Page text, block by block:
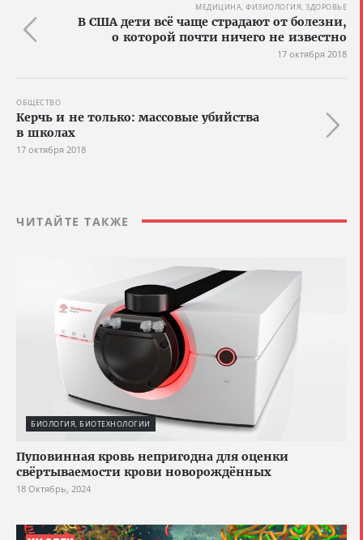
МЕДИЦИНА, ФИЗИОЛОГИЯ, ЗДОРОВЬЕ
В США дети всё чаще страдают от болезни,
о которой почти ничего не известно
17 октября 2018
ОБЩЕСТВО
Керчь и не только: массовые убийства
в школах
17 октября 2018
ЧИТАЙТЕ ТАКЖЕ
БИОЛОГИЯ, БИОТЕХНОЛОГИИ
Пуповинная кровь непригодна для оценки
свёртываемости крови новорождённых
18 Октябрь, 2024